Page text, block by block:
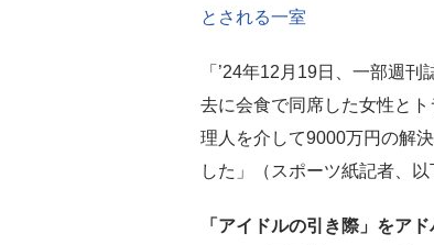
とされる一室
「’24年12月19日、一部週刊
去に会食で同席した女性と
理人を介して9000万円の解
した」（スポーツ紙記者、以
「アイドルの引き際」をア